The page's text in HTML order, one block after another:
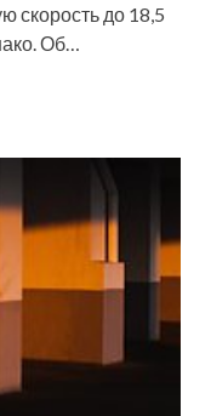
скорость до 18,5
Об…